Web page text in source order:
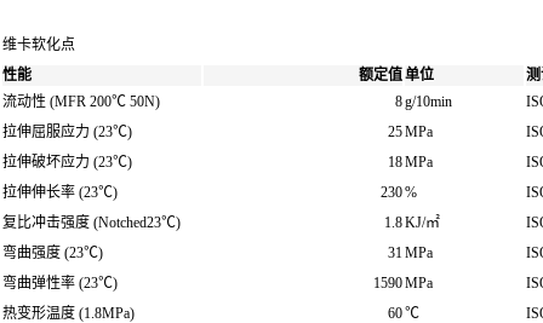
维卡软化点
性能
额定值单位
流动性 (MFR 200℃ 50N)
8g/10min
拉伸屈服应力 (23℃)
25MPa
拉伸破坏应力 (23℃)
18MPa
拉伸伸长率 (23℃)
230%
复比冲击强度 (Notched23℃)
1.8KJ/㎡
弯曲强度 (23℃)
31MPa
弯曲弹性率 (23℃)
1590MPa
热变形温度 (1.8MPa)
60℃